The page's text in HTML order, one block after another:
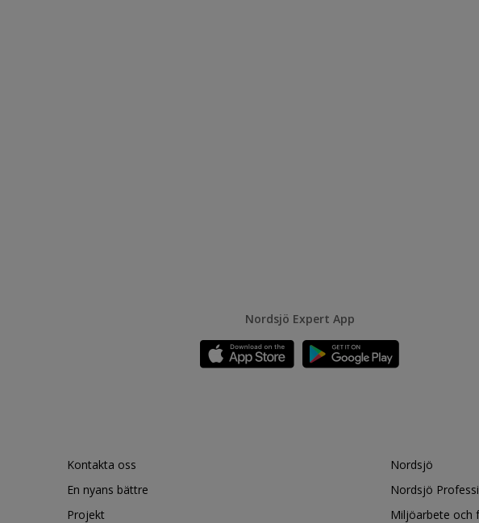
Nordsjö Expert App
Kontakta oss
En nyans bättre
Projekt
Nordsjö
Nordsjö
Miljöarbete och